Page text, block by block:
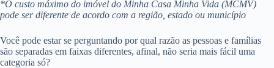
*O custo máximo do imóvel do Minha Casa Minha Vida (MCMV)
pode ser diferente de acordo com a região, estado ou município
Você pode estar se perguntando por qual razão as pessoas e famílias
são separadas em faixas diferentes, afinal, não seria mais fácil uma
categoria só?